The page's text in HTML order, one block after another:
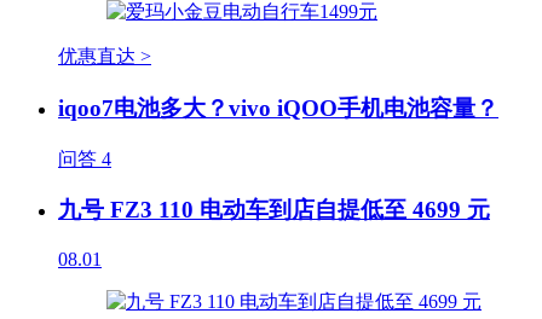
优惠直达 >
iqoo7电池多大？vivo iQOO手机电池容量？
问答 4
九号 FZ3 110 电动车到店自提低至 4699 元
08.01